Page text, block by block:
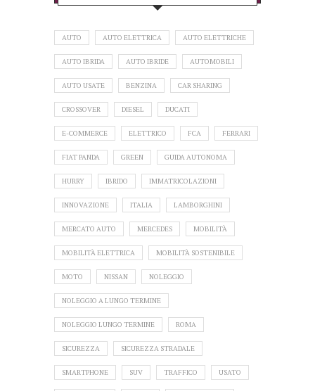
AUTO AUTO ELETTRICA AUTO ELETTRICHE
AUTO IBRIDA AUTO IBRIDE AUTOMOBILI
AUTO USATE BENZINA CAR SHARING
CROSSOVER DIESEL DUCATI
E-COMMERCE ELETTRICO FCA FERRARI
FIAT PANDA GREEN GUIDA AUTONOMA
HURRY IBRIDO IMMATRICOLAZIONI
INNOVAZIONE ITALIA LAMBORGHINI
MERCATO AUTO MERCEDES MOBILITÀ
MOBILITÀ ELETTRICA MOBILITÀ SOSTENIBILE
MOTO NISSAN NOLEGGIO
NOLEGGIO A LUNGO TERMINE
NOLEGGIO LUNGO TERMINE ROMA
SICUREZZA SICUREZZA STRADALE
SMARTPHONE SUV TRAFFICO USATO